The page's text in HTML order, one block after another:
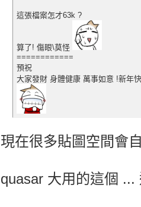
這張檔案怎才63k ?
算了! 傷眼\莫怪
============
預祝
大家發財 身體健康 萬事如意 !新年
現在很多貼圖空間會
quasar 大用的這個 ...